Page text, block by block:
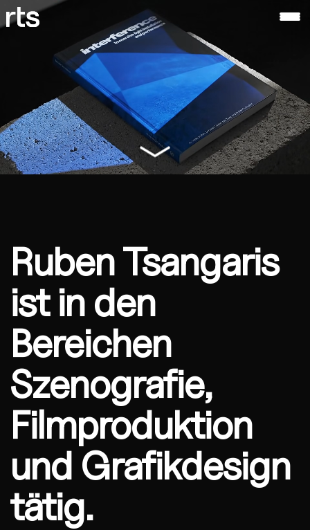
ruben
tsangaris
Ruben Tsangaris
ist in den
Bereichen
Szenografie,
Filmproduktion
und Grafikdesign
tätig.